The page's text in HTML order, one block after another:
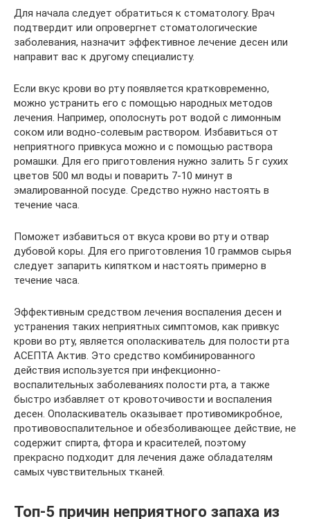
Для начала следует обратиться к стоматологу. Врач
подтвердит или опровергнет стоматологические
заболевания, назначит эффективное лечение десен или
направит вас к другому специалисту.
Если вкус крови во рту появляется кратковременно,
можно устранить его с помощью народных методов
лечения. Например, ополоснуть рот водой с лимонным
соком или водно-солевым раствором. Избавиться от
неприятного привкуса можно и с помощью раствора
ромашки. Для его приготовления нужно залить 5 г сухих
цветов 500 мл воды и поварить 7-10 минут в
эмалированной посуде. Средство нужно настоять в
течение часа.
Поможет избавиться от вкуса крови во рту и отвар
дубовой коры. Для его приготовления 10 граммов сырья
следует запарить кипятком и настоять примерно в
течение часа.
Эффективным средством лечения воспаления десен и
устранения таких неприятных симптомов, как привкус
крови во рту, является ополаскиватель для полости рта
АСЕПТА Актив. Это средство комбинированного
действия используется при инфекционно-
воспалительных заболеваниях полости рта, а также
быстро избавляет от кровоточивости и воспаления
десен. Ополаскиватель оказывает противомикробное,
противовоспалительное и обезболивающее действие, не
содержит спирта, фтора и красителей, поэтому
прекрасно подходит для лечения даже обладателям
самых чувствительных тканей.
Топ-5 причин неприятного запаха из